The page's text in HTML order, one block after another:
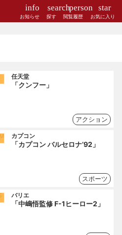
info
お知らせ
search
探す
person
閲覧履歴
star
お気に入り
任天堂
「クンフー」
アクション
カプコン
「カプコン バルセロナ’92」
スポーツ
バリエ
「中嶋悟監修 F-1ヒーロー2」